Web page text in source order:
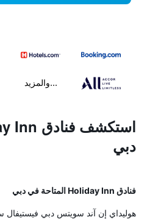
...والمزيد
دبي
فنادق Holiday Inn المتاحة في دبي